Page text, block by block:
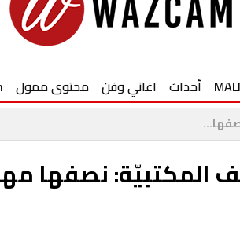
أحداث اغاني وفن محتوى ممول
المكتبيّة: نصفها